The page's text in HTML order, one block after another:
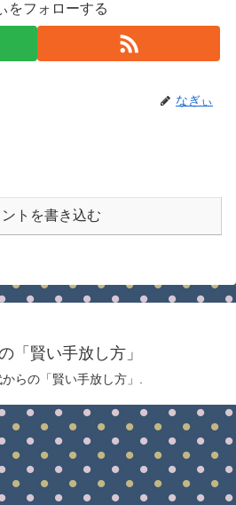
をフォローする
なぎぃ
ントを書き込む
「賢い手放し方」
らの「賢い手放し方」.